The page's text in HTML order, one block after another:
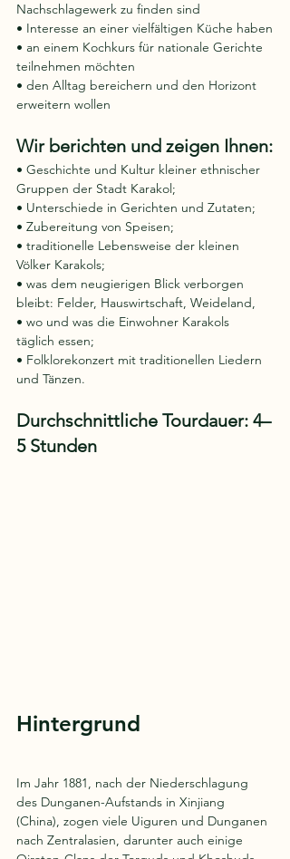
Nachschlagewerk zu finden sind
• Interesse an einer vielfältigen Küche haben
• an einem Kochkurs für nationale Gerichte
teilnehmen möchten
• den Alltag bereichern und den Horizont
erweitern wollen
Wir berichten und zeigen Ihnen:
• Geschichte und Kultur kleiner ethnischer
Gruppen der Stadt Karakol;
• Unterschiede in Gerichten und Zutaten;
• Zubereitung von Speisen;
• traditionelle Lebensweise der kleinen
Völker Karakols;
• was dem neugierigen Blick verborgen
bleibt: Felder, Hauswirtschaft, Weideland,
• wo und was die Einwohner Karakols
täglich essen;
• Folklorekonzert mit traditionellen Liedern
und Tänzen.
Durchschnittliche Tourdauer: 4–
5 Stunden
Hintergrund
Im Jahr 1881, nach der Niederschlagung
des Dunganen-Aufstands in Xinjiang
(China), zogen viele Uiguren und Dunganen
nach Zentralasien, darunter auch einige